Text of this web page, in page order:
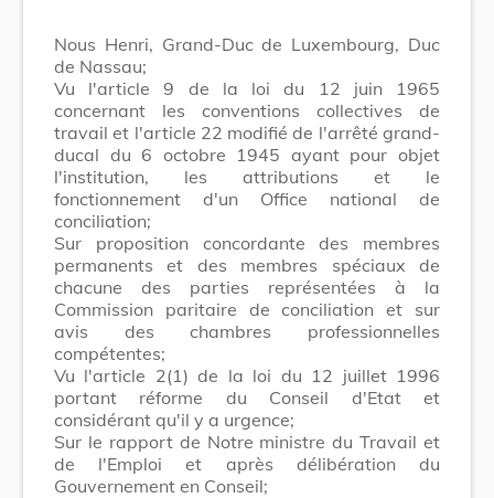
Nous Henri, Grand-Duc de Luxembourg, Duc
de Nassau;
Vu l'article 9 de la loi du 12 juin 1965
concernant les conventions collectives de
travail et l'article 22 modifié de l'arrêté grand-
ducal du 6 octobre 1945 ayant pour objet
l'institution, les attributions et le
fonctionnement d'un Office national de
conciliation;
Sur proposition concordante des membres
permanents et des membres spéciaux de
chacune des parties représentées à la
Commission paritaire de conciliation et sur
avis des chambres professionnelles
compétentes;
Vu l'article 2(1) de la loi du 12 juillet 1996
portant réforme du Conseil d'Etat et
considérant qu'il y a urgence;
Sur le rapport de Notre ministre du Travail et
de l'Emploi et après délibération du
Gouvernement en Conseil;